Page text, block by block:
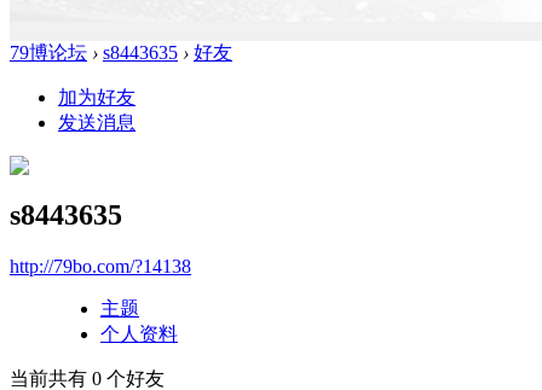
79博论坛 › s8443635 › 好友
加为好友
发送消息
s8443635
http://79bo.com/?14138
主题
个人资料
当前共有 0 个好友